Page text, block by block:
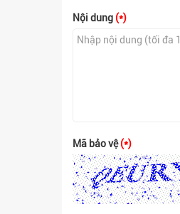
Nội dung (*)
Mã bảo vệ(*)